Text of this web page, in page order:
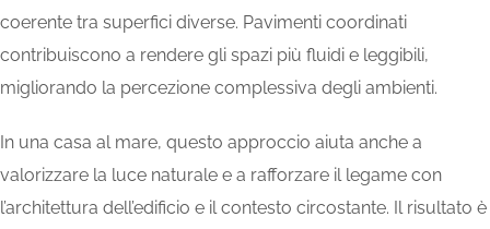
coerente tra superfici diverse. Pavimenti coordinati
contribuiscono a rendere gli spazi più fluidi e leggibili,
migliorando la percezione complessiva degli ambienti.
In una casa al mare, questo approccio aiuta anche a
valorizzare la luce naturale e a rafforzare il legame con
l’architettura dell’edificio e il contesto circostante. Il risultato è